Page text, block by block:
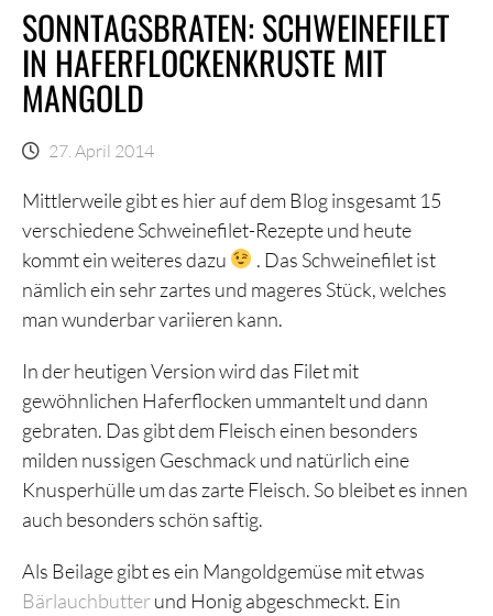
SONNTAGSBRATEN: SCHWEINEFILET
IN HAFERFLOCKENKRUSTE MIT
MANGOLD
27. April 2014
Mittlerweile gibt es hier auf dem Blog insgesamt 15
verschiedene Schweinefilet-Rezepte und heute
kommt ein weiteres dazu
. Das Schweinefilet ist
nämlich ein sehr zartes und mageres Stück, welches
man wunderbar variieren kann.
In der heutigen Version wird das Filet mit
gewöhnlichen Haferflocken ummantelt und dann
gebraten. Das gibt dem Fleisch einen besonders
milden nussigen Geschmack und natürlich eine
Knusperhülle um das zarte Fleisch. So bleibet es innen
auch besonders schön saftig.
Als Beilage gibt es ein Mangoldgemüse mit etwas
Bärlauchbutterund Honig abgeschmeckt. Ein